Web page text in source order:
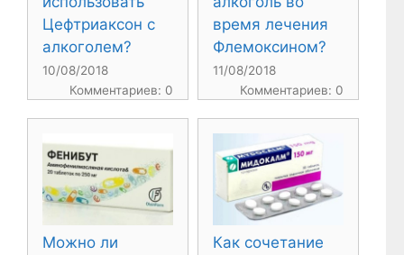
Цефтриаксон с
алкоголем?
10/08/2018
Комментариев: 0
время лечения
Флемоксином?
11/08/2018
Комментариев: 0
Можно ли Как сочетание